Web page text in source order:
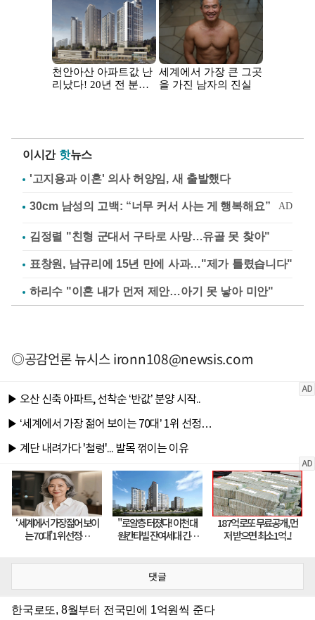
이시간 핫뉴스
'고지용과 이혼' 의사 허양임, 새 출발했다
김정렬 "친형 군대서 구타로 사망…유골 못 찾아"
표창원, 남규리에 15년 만에 사과…"제가 틀렸습니다"
하리수 "이혼 내가 먼저 제안…아기 못 낳아 미안"
◎공감언론 뉴시스ironn108@newsis.com
댓글